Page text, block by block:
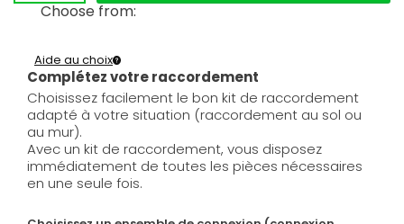
Choose from:
Complétez votre raccordement
Aide au choix
Choisissez facilement le bon kit de raccordement
adapté à votre situation (raccordement au sol ou
au mur).
Avec un kit de raccordement, vous disposez
immédiatement de toutes les pièces nécessaires
en une seule fois.